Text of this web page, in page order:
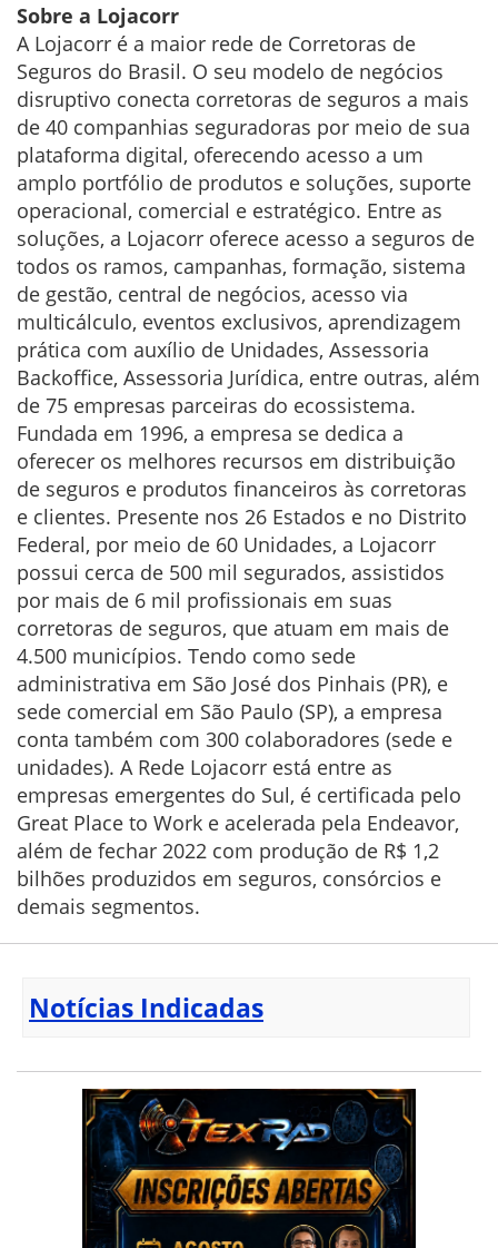
Sobre a Lojacorr
A Lojacorr é a maior rede de Corretoras de
Seguros do Brasil. O seu modelo de negócios
disruptivo conecta corretoras de seguros a mais
de 40 companhias seguradoras por meio de sua
plataforma digital, oferecendo acesso a um
amplo portfólio de produtos e soluções, suporte
operacional, comercial e estratégico. Entre as
soluções, a Lojacorr oferece acesso a seguros de
todos os ramos, campanhas, formação, sistema
de gestão, central de negócios, acesso via
multicálculo, eventos exclusivos, aprendizagem
prática com auxílio de Unidades, Assessoria
Backoffice, Assessoria Jurídica, entre outras, além
de 75 empresas parceiras do ecossistema.
Fundada em 1996, a empresa se dedica a
oferecer os melhores recursos em distribuição
de seguros e produtos financeiros às corretoras
e clientes. Presente nos 26 Estados e no Distrito
Federal, por meio de 60 Unidades, a Lojacorr
possui cerca de 500 mil segurados, assistidos
por mais de 6 mil profissionais em suas
corretoras de seguros, que atuam em mais de
4.500 municípios. Tendo como sede
administrativa em São José dos Pinhais (PR), e
sede comercial em São Paulo (SP), a empresa
conta também com 300 colaboradores (sede e
unidades). A Rede Lojacorr está entre as
empresas emergentes do Sul, é certificada pelo
Great Place to Work e acelerada pela Endeavor,
além de fechar 2022 com produção de R$ 1,2
bilhões produzidos em seguros, consórcios e
demais segmentos.
Notícias Indicadas